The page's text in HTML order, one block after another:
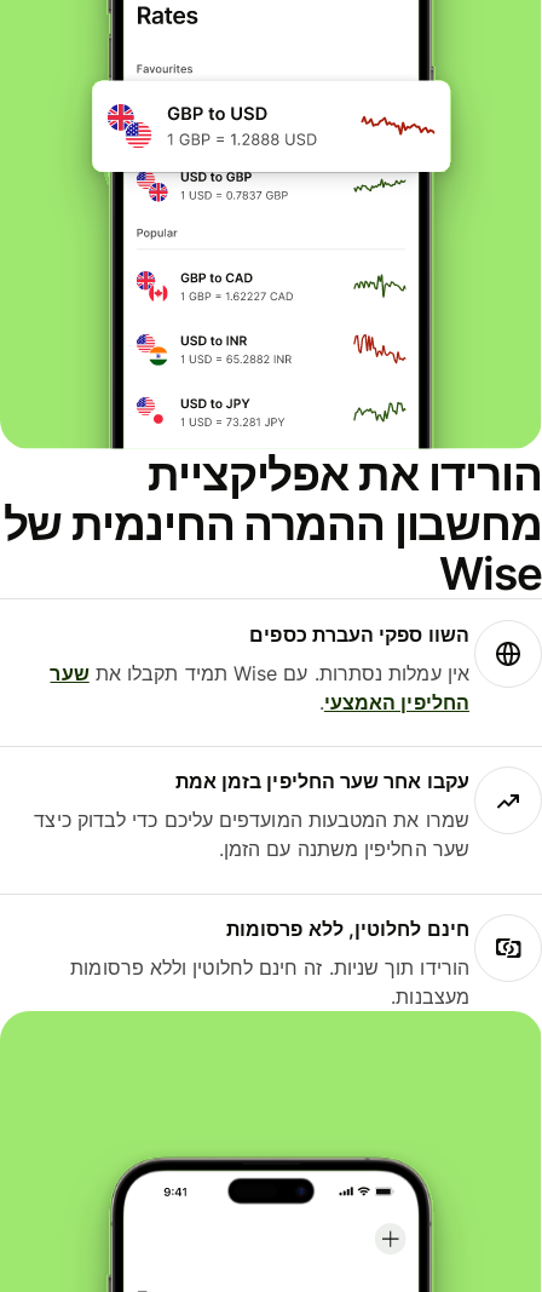
את אפליקציית
ההמרה החינמית של
השוו ספקי העברת כספים
אין עמלות נסתרות. עם Wise תמיד תקבלו את
שער
החליפין האמצעי.
עקבו אחר שער החליפין בזמן אמת
שמרו את המטבעות המועדפים עליכם כדי לבדוק כיצד
שער החליפין משתנה עם הזמן.
חינם לחלוטין, ללא פרסומות
הורידו תוך שניות. זה חינם לחלוטין וללא פרסומות
מעצבנות.